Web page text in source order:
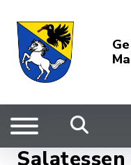
Salatessen